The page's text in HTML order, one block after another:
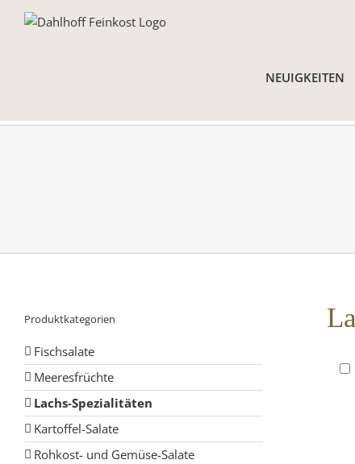
NEUIGKEITEN
Produktkategorien
Fischsalate
Meeresfrüchte
Lachs-Spezialitäten
Kartoffel-Salate
Rohkost- und Gemüse-Salate